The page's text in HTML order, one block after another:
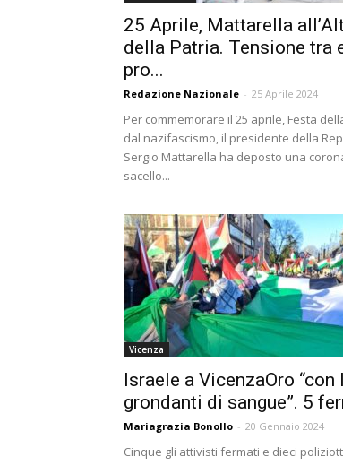
25 Aprile, Mattarella
della Patria. Tensione tra
pro...
Redazione Nazionale - 25 Aprile 2024
Per commemorare il 25 aprile, Festa
dal nazifascismo, il presidente della
Sergio Mattarella ha deposto una
sacello...
Vicenza
Israele a VicenzaOro “con
grondanti di sangue”. 5
Mariagrazia Bonollo - 20 Gennaio 2024
Cinque gli attivisti fermati e dieci